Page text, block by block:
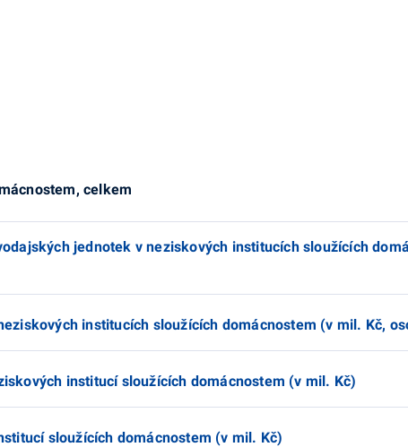
celkem
jednotek v neziskových institucích sloužících
institucích sloužících domácnostem (v mil. Kč,
institucí sloužících domácnostem (v mil. Kč)
sloužících domácnostem (v mil. Kč)